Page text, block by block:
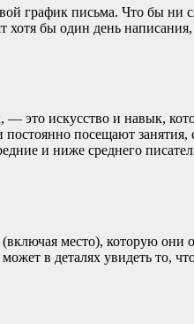
график письма. Что бы ни
бы один день
это искусство и навык,
посещают
и ниже среднего
место), которую
в деталях увидеть то,